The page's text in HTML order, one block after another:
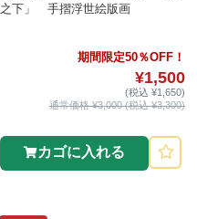
之下」 手摺浮世絵版画
期間限定50％OFF！
¥1,500
(税込 ¥1,650)
通常価格 ¥3,000 (税込 ¥3,300)
カゴに入れる